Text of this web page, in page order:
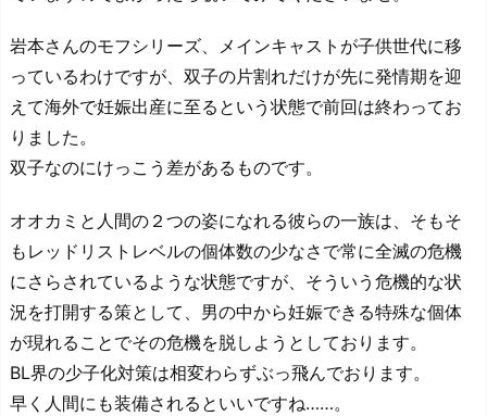
岩本さんのモフシリーズ、メインキャストが子供世代に移
っているわけですが、双子の片割れだけが先に発情期を迎
えて海外で妊娠出産に至るという状態で前回は終わってお
りました。
双子なのにけっこう差があるものです。
オオカミと人間の２つの姿になれる彼らの一族は、そもそ
もレッドリストレベルの個体数の少なさで常に全滅の危機
にさらされているような状態ですが、そういう危機的な状
況を打開する策として、男の中から妊娠できる特殊な個体
が現れることでその危機を脱しようとしております。
BL界の少子化対策は相変わらずぶっ飛んでおります。
早く人間にも装備されるといいですね……。